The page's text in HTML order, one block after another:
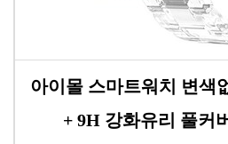
아이몰 스마트워치 변색
+ 9H 강화유리 풀커